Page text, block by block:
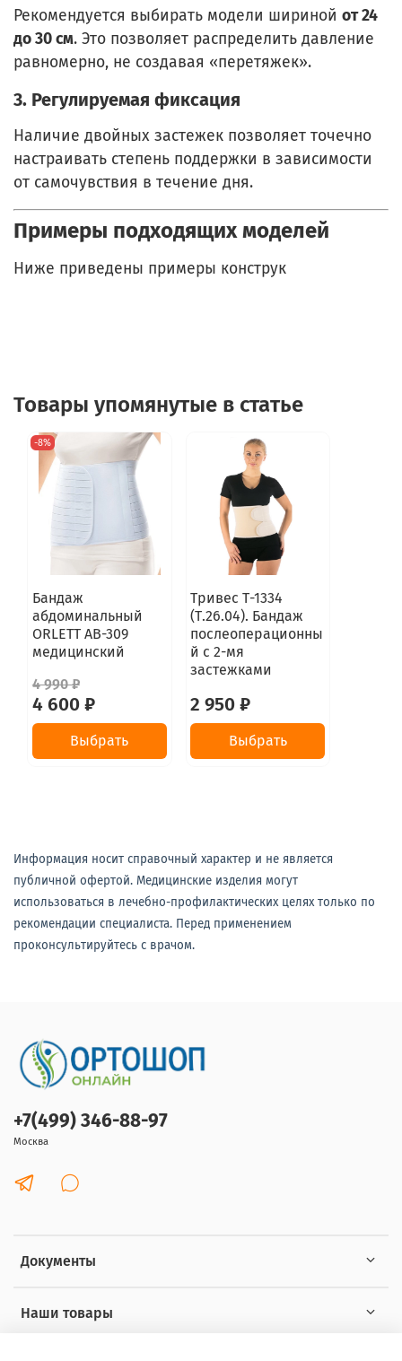
Рекомендуется выбирать модели шириной от 24
до 30 см. Это позволяет распределить давление
равномерно, не создавая «перетяжек».
3. Регулируемая фиксация
Наличие двойных застежек позволяет точечно
настраивать степень поддержки в зависимости
от самочувствия в течение дня.
Примеры подходящих моделей
Ниже приведены примеры конструк
Товары упомянутые в статье
-8%
Бандаж
абдоминальный
ORLETT AB-309
медицинский
4 990 ₽
4 600 ₽
Выбрать
Тривес Т-1334
(Т.26.04). Бандаж
послеоперационны
й с 2-мя
застежками
2 950 ₽
Выбрать
Информация носит справочный характер и не является
публичной офертой. Медицинские изделия могут
использоваться в лечебно-профилактических целях только по
рекомендации специалиста. Перед применением
проконсультируйтесь с врачом.
Документы
Наши товары
+7(499) 346-88-97
Москва